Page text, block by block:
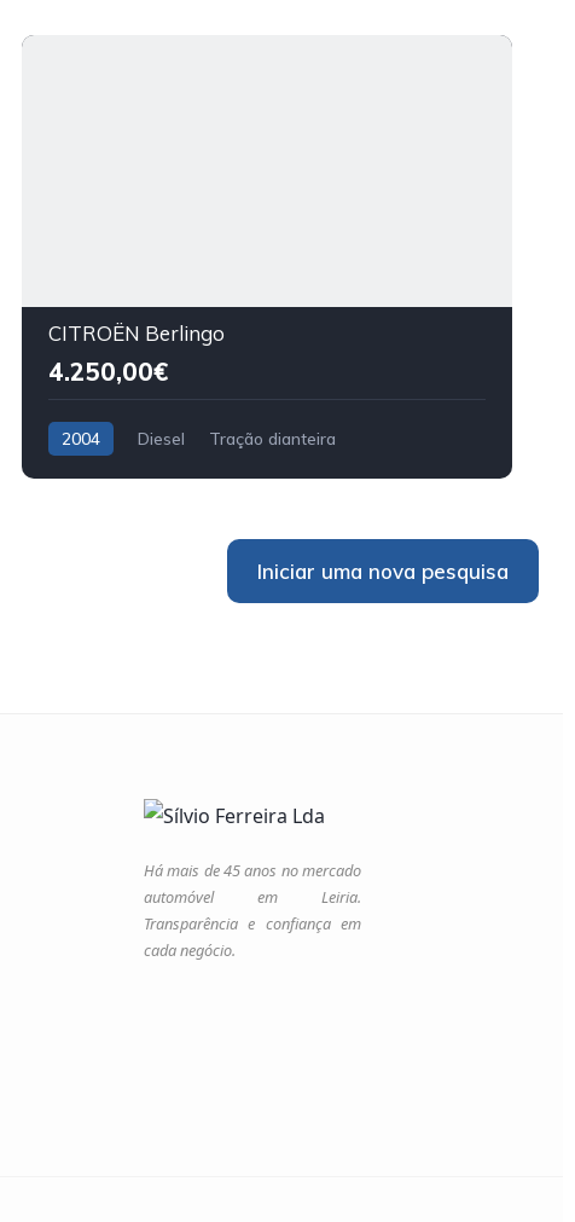
CITROËN Berlingo
4.250,00€
2004 Diesel Tração dianteira
Iniciar uma nova pesquisa
Há mais de 45 anos no mercado
automóvel em Leiria.
Transparência e confiança em
cada negócio.